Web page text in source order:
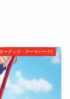
ーグッズ・テーマパーク)